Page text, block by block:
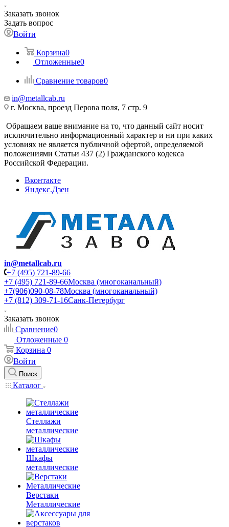
Заказать звонок
Задать вопрос
Войти
Корзина0
Отложенные0
Сравнение товаров0
in@metallcab.ru
г. Москва, проезд Перова поля, 7 стр. 9
Обращаем ваше внимание на то, что данный сайт носит
исключительно информационный характер и ни при каких
условиях не является публичной офертой, определяемой
положениями Статьи 437 (2) Гражданского кодекса
Российской Федерации.
Вконтакте
Яндекс.Дзен
in@metallcab.ru
+7 (495) 721-89-66
+7 (495) 721-89-66Москва (многоканальный)
+7(906)090-08-78Москва (многоканальный)
+7 (812) 309-71-16Санк-Петербург
Заказать звонок
Сравнение0
Отложенные 0
Корзина 0
Войти
Поиск
Каталог
Стеллажи
металлические
Шкафы
металлические
Верстаки
Металлические